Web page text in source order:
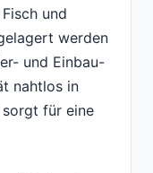
und
werden
und Einbau-
nahtlos in
sorgt für eine